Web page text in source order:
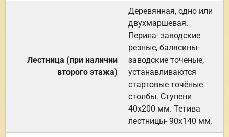
Лестница (при наличии
второго этажа)
Деревянная, одно или
двухмаршевая.
Перила- заводские
резные, балясины-
заводские точеные,
устанавливаются
стартовые точёные
столбы. Ступени
40х200 мм. Тетива
лестницы- 90х140 мм.